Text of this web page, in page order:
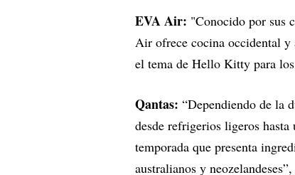
EVA Air: "Conocido por sus
Air ofrece cocina occidental
el tema de Hello Kitty para
Qantas: “Dependiendo de la
desde refrigerios ligeros
temporada que presenta
australianos y